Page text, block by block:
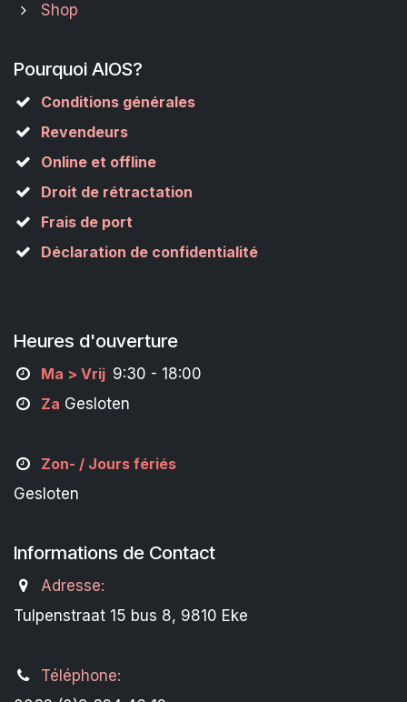
Shop
Pourquoi AIOS?
Conditions générales
Revendeurs
Online et offline
Droit de rétractation
Frais de port
Déclaration de confidentialité
Heures d'ouverture
Ma > Vrij 9:30 - 18:00
Za Gesloten
Zon- / Jours fériés
Gesloten
Informations de Contact
Adresse:
Tulpenstraat 15 bus 8, 9810 Eke
Téléphone: